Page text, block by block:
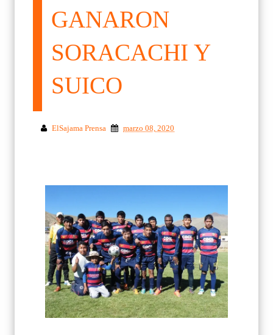
GANARON
SORACACHI Y
SUICO
ElSajama Prensa marzo 08, 2020